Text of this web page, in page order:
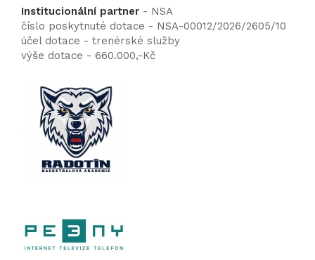
Institucionální partner - NSA
číslo poskytnuté dotace - NSA-00012/2026/2605/10
účel dotace - trenérské služby
výše dotace - 660.000,-Kč